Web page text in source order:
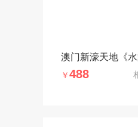
澳门新濠天地《水
￥488